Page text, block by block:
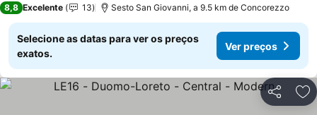
8,8 Excelente 13 Sesto San Giovanni, a 9.5 km de Concorezzo
Selecione as datas para ver os preços
exatos.
Ver preços
Partilhar